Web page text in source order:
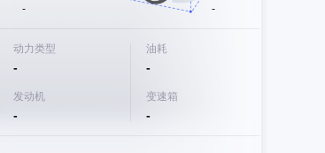
-
-
动力类型
-
油耗
-
发动机
-
变速箱
-